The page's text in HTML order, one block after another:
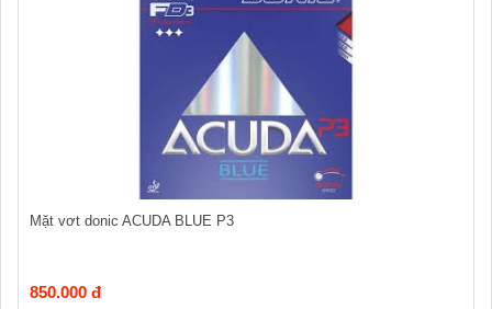
Mặt vơt donic ACUDA BLUE P3
850.000 đ